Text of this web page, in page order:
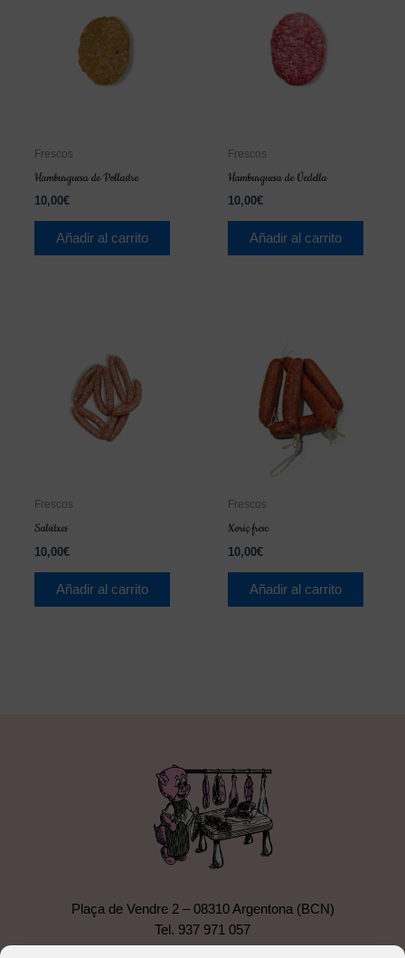
Frescos
Hamburguesa de Pollastre
10,00€
Añadir al carrito
Frescos
Hamburguesa de Vedella
10,00€
Añadir al carrito
Frescos
Salsitxes
10,00€
Añadir al carrito
Frescos
Xoriç fresc
10,00€
Añadir al carrito
Plaça de Vendre 2 – 08310 Argentona (BCN)
Tel. 937 971 057